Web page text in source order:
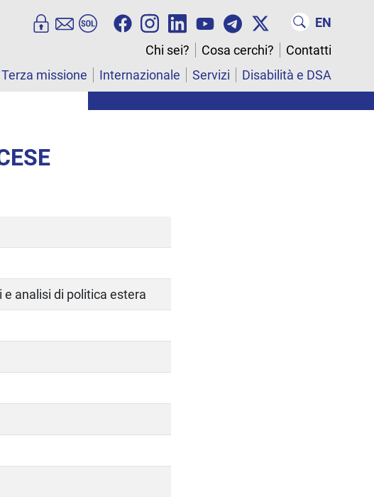
EN
Chi sei?
Cosa cerchi?
Contatti
Terza missione Internazionale Servizi Disabilità e DSA
analisi di politica estera